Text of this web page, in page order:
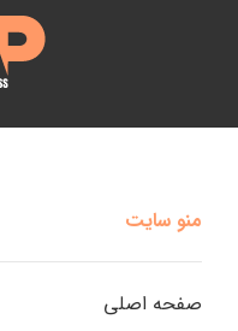
منو سایت
صفحه اصلی